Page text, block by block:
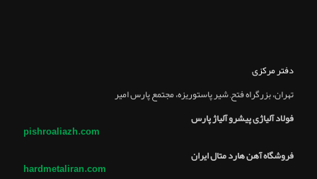
دفتر مرکزی
تهران، بزرگراه فتح, شير پاستوريزه، مجتمع پارس امير
فولاد آلیاژی پیشرو آلیاژ پارس
pishroaliazh.com
فروشگاه آهن هارد متال ایران
hardmetaliran.com